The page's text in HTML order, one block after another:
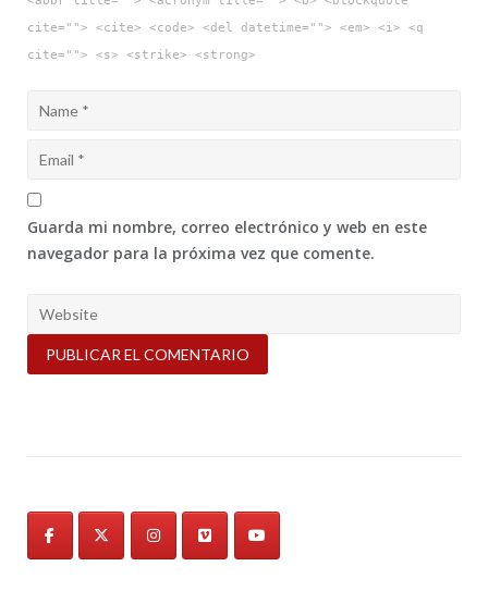
cite=""> <cite> <code> <del datetime=""> <em> <i> <q
cite=""> <s> <strike> <strong>
Guarda mi nombre, correo electrónico y web en este
navegador para la próxima vez que comente.